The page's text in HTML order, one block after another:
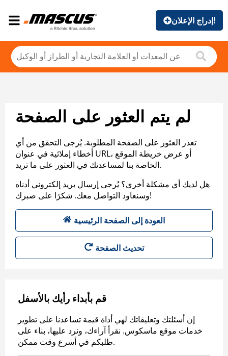
إدراج الإعلان!
لم يتم العثور على الصفحة
تعذر العثور على الصفحة المطلوبة. يُرجى التحقق من أي
أخطاء إملائية في عنوان URL، أو عرض خريطة الموقع
الخاصة بنا لمساعدتك في العثور على ما تريد.
هل لديك أي مشكلة أخرى؟ يُرجى إرسال بريد إلكتروني أدناه
وسنعاود التواصل معك. شكرًا على صبرك!
العودة إلى الصفحة الرئيسية
تحديث الصفحة
قم بأبداء رأيك بالأسفل
إن أسئلتك وتعليقاتك لهي أداة قيمة تساعدنا على تطوير
خدمات موقع ماسكوس. نقرأ آراءك، ونرد عليها، بناء على
طلبكم في أسرع وقت ممكن.